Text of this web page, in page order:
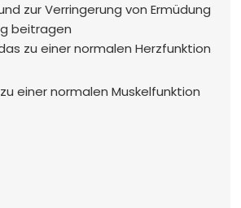
zur Verringerung von Ermüdung
beitragen
zu einer normalen Herzfunktion
einer normalen Muskelfunktion